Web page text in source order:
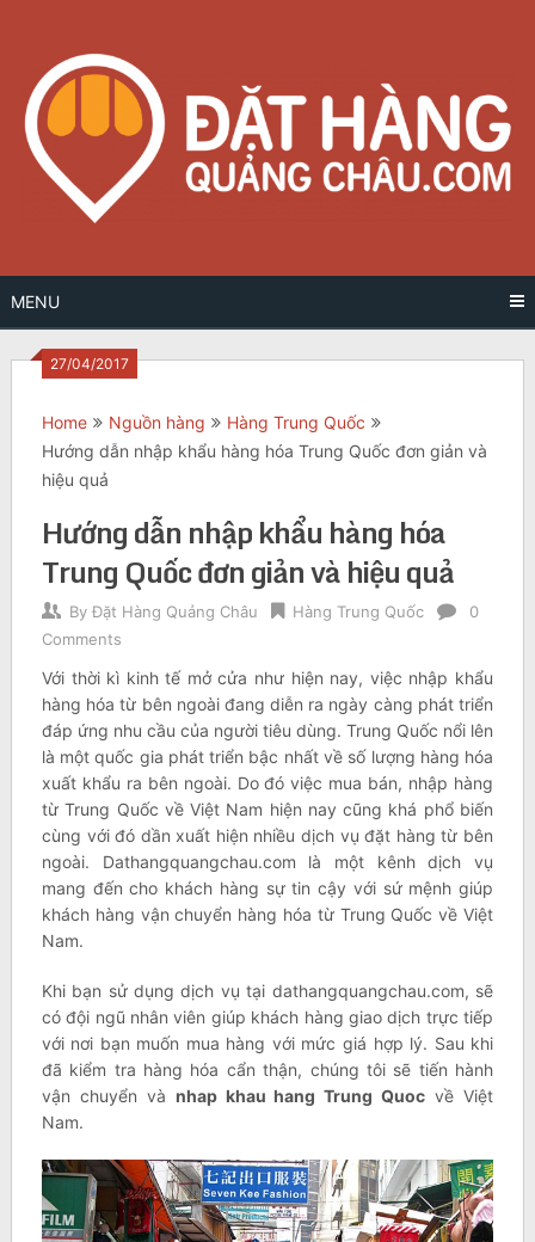
content
MENU
27/04/2017
Home Nguồn hàng
Hàng Trung Quốc
Hướng dẫn nhập khẩu hàng hóa Trung Quốc đơn giản và
hiệu quả
Hướng dẫn nhập khẩu hàng hóa
Trung Quốc đơn giản và hiệu quả
By Đặt Hàng Quảng Châu Hàng Trung Quốc
0
Comments
Với thời kì kinh tế mở cửa như hiện nay, việc nhập khẩu
hàng hóa từ bên ngoài đang diễn ra ngày càng phát triển
đáp ứng nhu cầu của người tiêu dùng. Trung Quốc nổi lên
là một quốc gia phát triển bậc nhất về số lượng hàng hóa
xuất khẩu ra bên ngoài. Do đó việc mua bán, nhập hàng
từ Trung Quốc về Việt Nam hiện nay cũng khá phổ biến
cùng với đó dần xuất hiện nhiều dịch vụ đặt hàng từ bên
ngoài. Dathangquangchau.com là một kênh dịch vụ
mang đến cho khách hàng sự tin cậy với sứ mệnh giúp
khách hàng vận chuyển hàng hóa từ Trung Quốc về Việt
Nam.
Khi bạn sử dụng dịch vụ tại dathangquangchau.com, sẽ
có đội ngũ nhân viên giúp khách hàng giao dịch trực tiếp
với nơi bạn muốn mua hàng với mức giá hợp lý. Sau khi
đã kiểm tra hàng hóa cẩn thận, chúng tôi sẽ tiến hành
vận chuyển và nhap khau hang Trung Quoc về Việt
Nam.